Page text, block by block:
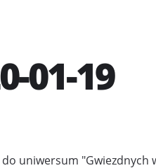
01-19
uniwersum "Gwiezdnych